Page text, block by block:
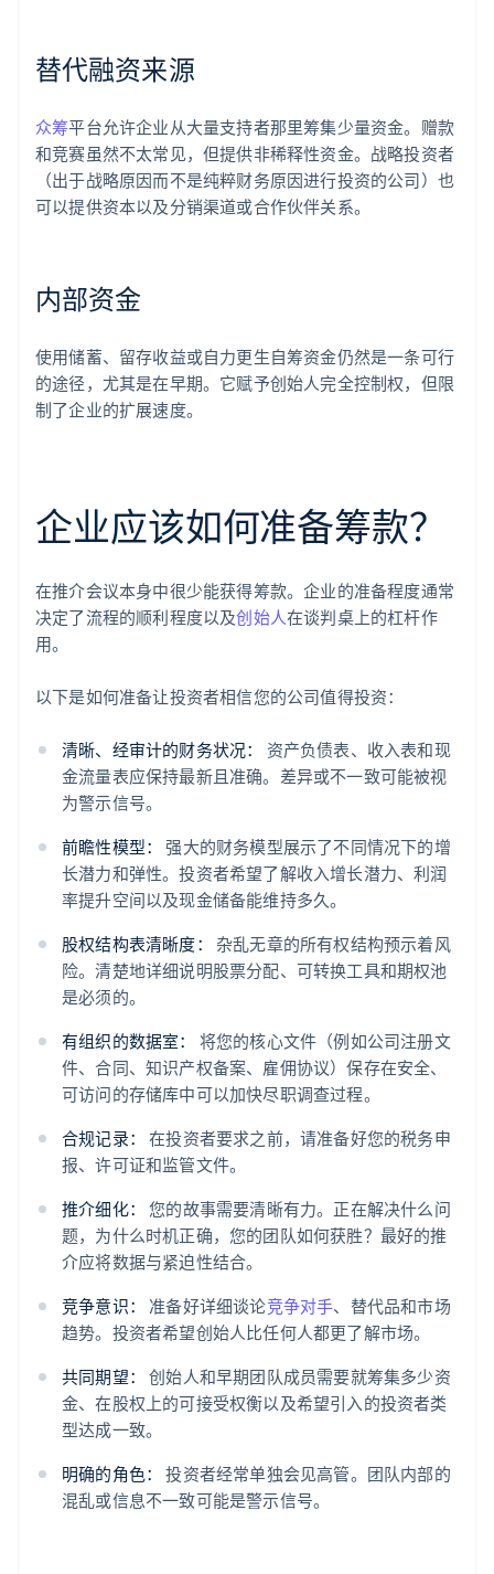
替代融资来源
众筹平台允许企业从大量支持者那里筹集少量资金。赠款
和竞赛虽然不太常见，但提供非稀释性资金。战略投资者
（出于战略原因而不是纯粹财务原因进行投资的公司）也
可以提供资本以及分销渠道或合作伙伴关系。
内部资金
使用储蓄、留存收益或自力更生自筹资金仍然是一条可行
的途径，尤其是在早期。它赋予创始人完全控制权，但限
制了企业的扩展速度。
企业应该如何准备筹款？
在推介会议本身中很少能获得筹款。企业的准备程度通常
决定了流程的顺利程度以及创始人在谈判桌上的杠杆作
用。
以下是如何准备让投资者相信您的公司值得投资：
清晰、经审计的财务状况：
资产负债表、收入表和现
金流量表应保持最新且准确。差异或不一致可能被视
为警示信号。
前瞻性模型：
强大的财务模型展示了不同情况下的增
长潜力和弹性。投资者希望了解收入增长潜力、利润
率提升空间以及现金储备能维持多久。
股权结构表清晰度：
杂乱无章的所有权结构预示着风
险。清楚地详细说明股票分配、可转换工具和期权池
是必须的。
有组织的数据室：
将您的核心文件（例如公司注册文
件、合同、知识产权备案、雇佣协议）保存在安全、
可访问的存储库中可以加快尽职调查过程。
合规记录：
在投资者要求之前，请准备好您的税务申
报、许可证和监管文件。
推介细化：
您的故事需要清晰有力。正在解决什么问
题，为什么时机正确，您的团队如何获胜？最好的推
介应将数据与紧迫性结合。
竞争意识：
准备好详细谈论竞争对手、替代品和市场
趋势。投资者希望创始人比任何人都更了解市场。
共同期望：
创始人和早期团队成员需要就筹集多少资
金、在股权上的可接受权衡以及希望引入的投资者类
型达成一致。
明确的角色：
投资者经常单独会见高管。团队内部的
混乱或信息不一致可能是警示信号。